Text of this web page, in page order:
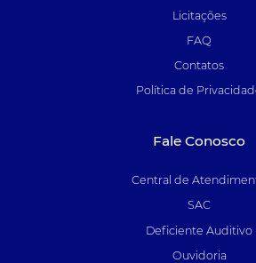
Licitações
FAQ
Contatos
Política de
Fale Conosco
Central de
SAC
Deficiente Auditivo
Ouvidoria